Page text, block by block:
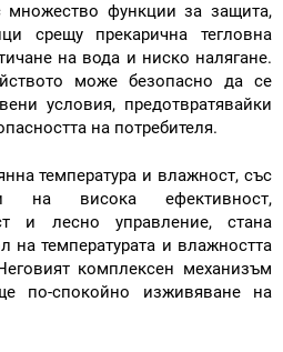
множество функции за защита,
срещу прекарична тегловна
на вода и ниско налягане.
може безопасно да се
условия, предотвратявайки
на потребителя.
температура и влажност, със
на висока ефективност,
и лесно управление, стана
на температурата и влажността
комплексен механизъм
по-спокойно изживяване на